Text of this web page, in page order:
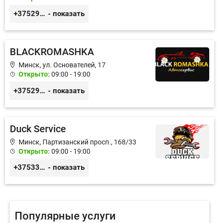
+375299395764 - показать
BLACKROMASHKA
Минск, ул. Основателей, 17
Открыто: 09:00 - 19:00
+375296651188 - показать
Duck Service
Минск, Партизанский просп., 168/33
Открыто: 09:00 - 19:00
+375333416710 - показать
Популярные услуги